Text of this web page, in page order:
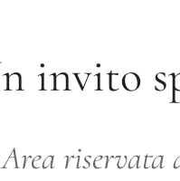
invito
Area riservata